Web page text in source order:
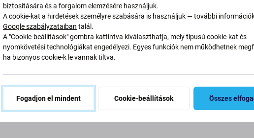
Hozzáadás a kosárhoz Hozzáadás a kosárhoz
Leírás és specifikáció Minőség Szállítás és visszaküldés
biztosítására és a forgalom elemzésére használjuk.
A cookie-kat a hirdetések személyre szabására is használjuk — további
Google szabályzataiban talál.
A "Cookie-beállítások" gombra kattintva kiválaszthatja, mely típusú cookie-kat és
nyomkövetési technológiákat engedélyezi. Egyes funkciók nem működhetnek
ha bizonyos cookie-k le vannak tiltva.
Fogadjon el mindent Cookie-beállítások Összes